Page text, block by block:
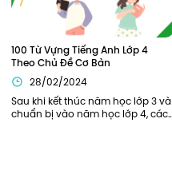
100 Từ Vựng Tiếng Anh Lớp 4
Theo Chủ Đề Cơ Bản
28/02/2024
Sau khi kết thúc năm học lớp 3 và
chuẩn bị vào năm học lớp 4, các